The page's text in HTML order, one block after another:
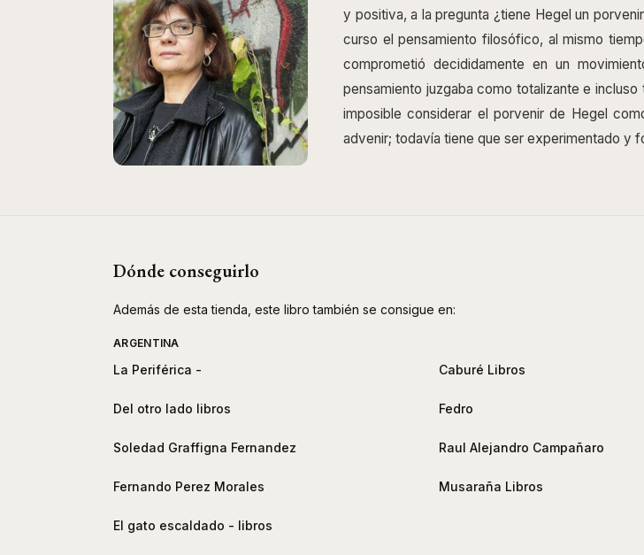
y positiva, a la pregunta ¿tiene Hegel un
curso el pensamiento filosófico, al mismo
comprometió decididamente en un
pensamiento juzgaba como totalizante e
imposible considerar el porvenir de Hegel
advenir; todavía tiene que ser experimentado y
Dónde conseguirlo
Además de esta tienda, este libro también se consigue en:
ARGENTINA
La Periférica - Caburé Libros
Del otro lado libros Fedro
Soledad Graffigna Fernandez Raul Alejandro Campañaro
Fernando Perez Morales Musaraña Libros
El gato escaldado - libros